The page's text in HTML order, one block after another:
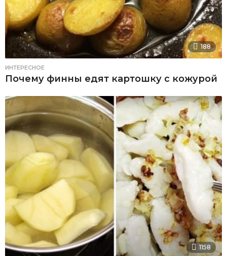
188
ИНТЕРЕСНОЕ
Почему финны едят картошку с кожурой
1158